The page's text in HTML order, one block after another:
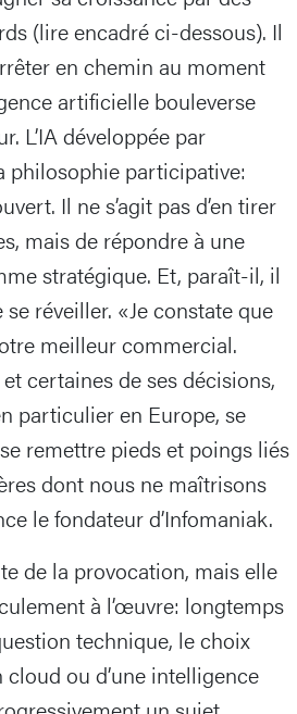
(lire encadré ci-dessous). Il
en chemin au moment
artificielle bouleverse
L’IA développée par
philosophie participative:
Il ne s’agit pas d’en tirer
mais de répondre à une
stratégique. Et, paraît-il, il
réveiller. «Je constate que
meilleur commercial.
certaines de ses décisions,
particulier en Europe, se
remettre pieds et poings liés
dont nous ne maîtrisons
le fondateur d’Infomaniak.
de la provocation, mais elle
à l’œuvre: longtemps
technique, le choix
cloud ou d’une intelligence